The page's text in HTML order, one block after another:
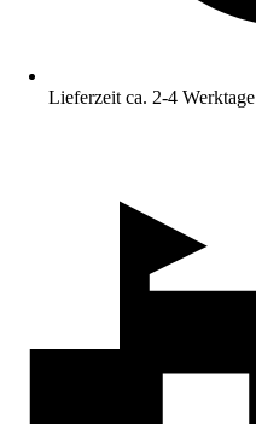
Lieferzeit ca. 2-4 Werktage